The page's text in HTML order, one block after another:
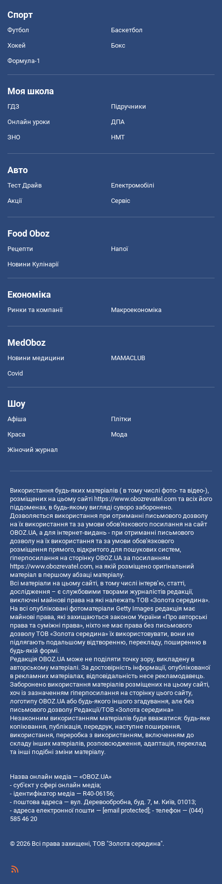
Спорт
Футбол Баскетбол
Хокей Бокс
Формула-1
Моя школа
ГДЗ Підручники
Онлайн уроки ДПА
ЗНО НМТ
Авто
Тест Драйв Електромобілі
Акції Сервіс
Food Oboz
Рецепти Напої
Новини Кулінарії
Економіка
Ринки та компанії Макроекономіка
MedOboz
Новини медицини MAMACLUB
Covid
Шоу
Афіша Плітки
Краса Мода
Жіночий журнал
Використання будь-яких матеріалів ( в тому числі фото- та відео-),
розміщених на цьому сайті https://www.obozrevatel.com та всіх його
піддоменах, в будь-якому вигляді суворо заборонено.
Дозволяється використання при отриманні письмового дозволу
на їх використання та за умови обов'язкового посилання на сайт
OBOZ.UA, а для інтернет-видань - при отриманні письмового
дозволу на їх використання та за умови обов'язкового
розміщення прямого, відкритого для пошукових систем,
гіперпосилання на сторінку OBOZ.UA за посиланням
https://www.obozrevatel.com, на якій розміщено оригінальний
матеріал в першому абзаці матеріалу.
Всі матеріали на цьому сайті, в тому числі інтерв’ю, статті,
дослідження – є службовими творами журналістів редакції,
виключні майнові права на які належать ТОВ «Золота середина».
На всі опубліковані фотоматеріали Getty Images редакція має
майнові права, які захищаються законом України «Про авторські
права та суміжні права», ніхто не має права без письмового
дозволу ТОВ «Золота середина» їх використовувати, вони не
підлягають подальшому відтворенню, перекладу, поширенню в
будь-якій формі.
Редакція OBOZ.UA може не поділяти точку зору, викладену в
авторському матеріалі. За достовірність інформації, опублікованої
в рекламних матеріалах, відповідальність несе рекламодавець.
Заборонено використання матеріалів розміщених на цьому сайті,
хоч із зазначенням гіперпосилання на сторінку цього сайту,
логотипу OBOZ.UA або будь-якого іншого згадування, але без
письмового дозволу Редакції/ТОВ «Золота середина»
Незаконним використанням матеріалів буде вважатися: будь-яке
копiювання, публiкацiя, передрук, наступне поширення,
використання, переробка з використанням, включенням до
складу інших матеріалів, розповсюдження, адаптація, переклад
та інші подібні зміни матеріалу.
Назва онлайн медіа — «OBOZ.UA»
- суб'єкт у сфері онлайн медіа;
- ідентифікатор медіа — R40-06156;
- поштова адреса — вул. Деревообробна, буд. 7, м. Київ, 01013;
- адреса електронної пошти — [email protected]; - телефон — (044)
585 46 20
© 2026 Всі права захищені, ТОВ "Золота середина".